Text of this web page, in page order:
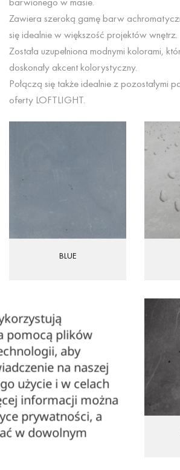
Zawiera szeroką gamę barw
się idealnie w większość projektów wnętrz.
Została uzupełniona modnymi kolorami,
doskonały akcent kolorystyczny.
Połączą się także idealnie z pozostałymi
oferty LOFTLIGHT.
BLUE
GREY
pomocą plików
aby
na naszej
użycie i w celach
informacji można
prywatności, a
w dowolnym